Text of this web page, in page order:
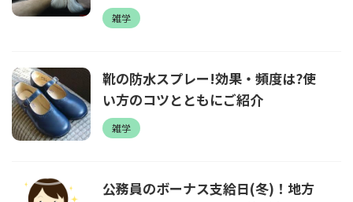
雑学
靴の防水スプレー!効果・頻度は?使
い方のコツとともにご紹介
雑学
公務員のボーナス支給日(冬)！地方